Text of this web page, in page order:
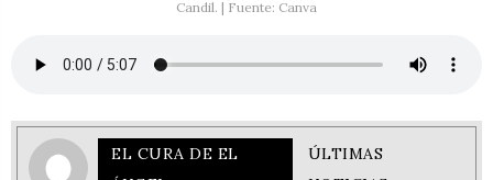
Candil. | Fuente: Canva
EL CURA DE EL
ÚLTIMAS